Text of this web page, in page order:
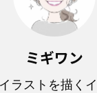
ミギワン
ラストを描く